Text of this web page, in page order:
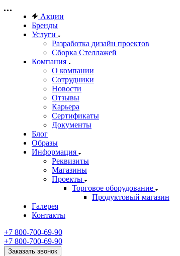
Акции
Бренды
Услуги
Разработка дизайн проектов
Сборка Стеллажей
Компания
О компании
Сотрудники
Новости
Отзывы
Карьера
Сертификаты
Документы
Блог
Образы
Информация
Реквизиты
Магазины
Проекты
Торговое оборудование
Продуктовый магазин
Галерея
Контакты
+7 800-700-69-90
+7 800-700-69-90
Заказать звонок